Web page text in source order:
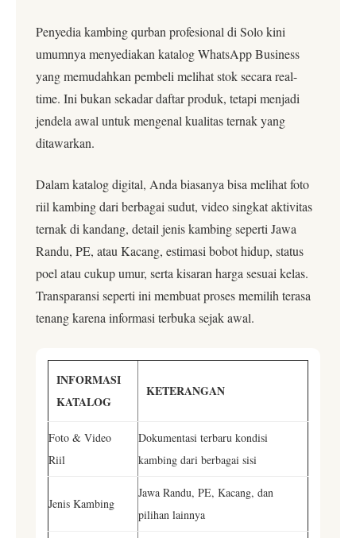
Penyedia kambing qurban profesional di Solo kini
umumnya menyediakan katalog WhatsApp Business
yang memudahkan pembeli melihat stok secara real-
time. Ini bukan sekadar daftar produk, tetapi menjadi
jendela awal untuk mengenal kualitas ternak yang
ditawarkan.
Dalam katalog digital, Anda biasanya bisa melihat foto
riil kambing dari berbagai sudut, video singkat aktivitas
ternak di kandang, detail jenis kambing seperti Jawa
Randu, PE, atau Kacang, estimasi bobot hidup, status
poel atau cukup umur, serta kisaran harga sesuai kelas.
Transparansi seperti ini membuat proses memilih terasa
tenang karena informasi terbuka sejak awal.
INFORMASI
KATALOG
KETERANGAN
Foto & Video
Riil
Dokumentasi terbaru kondisi
kambing dari berbagai sisi
Jenis Kambing
Jawa Randu, PE, Kacang, dan
pilihan lainnya